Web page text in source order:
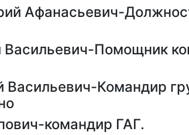
Афанасьевич-
Помощник
Командир
командир ГАГ.